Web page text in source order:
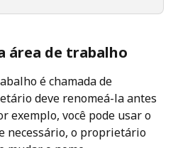
área de trabalho
é chamada de
deve renomeá-la antes
exemplo, você pode usar o
necessário, o proprietário